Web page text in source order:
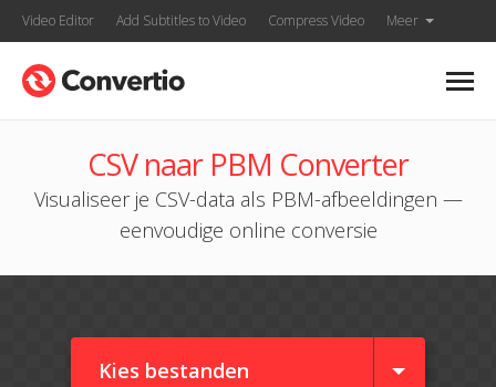
Video Editor Add Subtitles to Video Compress Video Meer
CSV naar PBM Converter
Visualiseer je CSV-data als PBM-afbeeldingen —
eenvoudige online conversie
Kies bestanden